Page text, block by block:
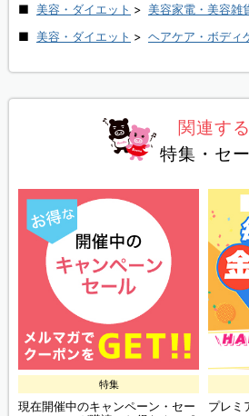
美容・ダイエット > 美容家電・美容雑
美容・ダイエット > ヘアケア・ボディ
関連する
特集・セ
特集
現在開催中のキャンペーン・セー
プレミ